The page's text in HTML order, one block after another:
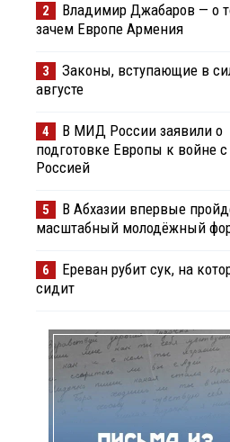
2
Владимир Джабаров — о
зачем Европе Армения
3
Законы, вступающие в
августе
4
В МИД России заявили о
подготовке Европы к войне с
Россией
5
В Абхазии впервые
масштабный молодёжный
6
Ереван рубит сук, на
сидит